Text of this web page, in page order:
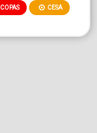
COPAS CESA